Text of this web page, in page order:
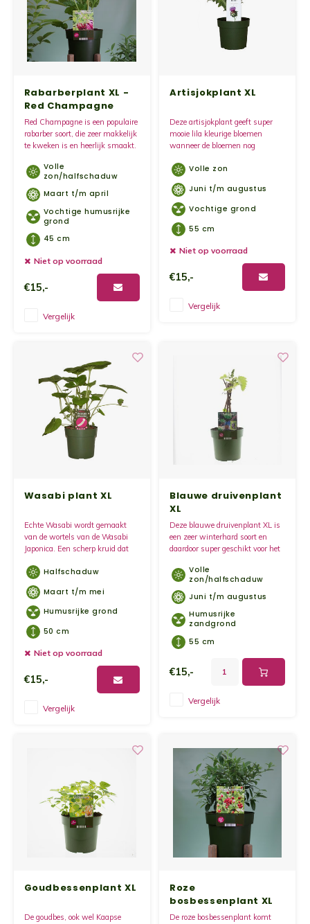
Rabarberplant XL -
Red Champagne
Red Champagne is een populaire
rabarber soort, die zeer makkelijk
te kweken is en heerlijk smaakt.
Volle
zon/halfschaduw
Maart t/m april
Vochtige humusrijke
grond
45 cm
Niet op voorraad
€15,-
Vergelijk
Artisjokplant XL
Deze artisjokplant geeft super
mooie lila kleurige bloemen
wanneer de bloemen nog
gegeten worden.
Volle zon
Juni t/m augustus
Vochtige grond
55 cm
Niet op voorraad
€15,-
Vergelijk
Wasabi plant XL
Echte Wasabi wordt gemaakt
van de wortels van de Wasabi
Japonica. Een scherp kruid dat
keuken.Halfschaduw
Maart t/m mei
Humusrijke grond
50 cm
Niet op voorraad
€15,-
Vergelijk
Blauwe druivenplant
XL
Deze blauwe druivenplant XL is
een zeer winterhard soort en
daardoor super geschikt voor het
Volle
zon/halfschaduw
Juni t/m augustus
Humusrijke
zandgrond
55 cm
€15,-
Vergelijk
Goudbessenplant XL
De goudbes, ook wel Kaapse
Roze
bosbessenplant XL
De roze bosbessenplant komt